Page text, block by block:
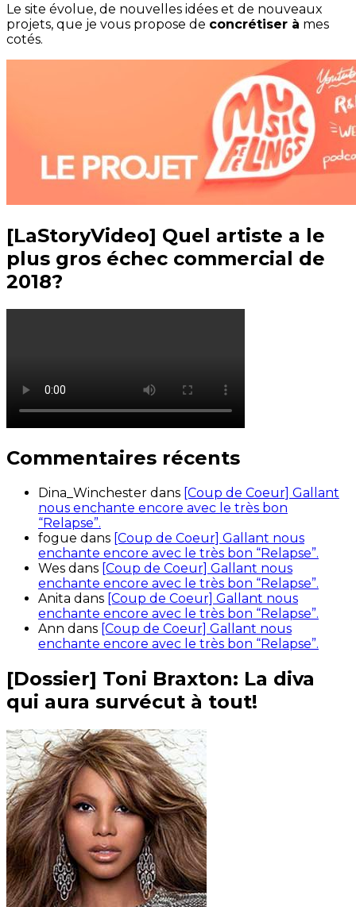
Le site évolue, de nouvelles idées et de nouveaux
projets, que je vous propose de concrétiser à mes
cotés.
[LaStoryVideo] Quel artiste a le
plus gros échec commercial de
2018?
Commentaires récents
Dina_Winchester dans [Coup de Coeur] Gallant
nous enchante encore avec le très bon
“Relapse”.
fogue dans [Coup de Coeur] Gallant nous
enchante encore avec le très bon “Relapse”.
Wes dans [Coup de Coeur] Gallant nous
enchante encore avec le très bon “Relapse”.
Anita dans [Coup de Coeur] Gallant nous
enchante encore avec le très bon “Relapse”.
Ann dans [Coup de Coeur] Gallant nous
enchante encore avec le très bon “Relapse”.
[Dossier] Toni Braxton: La diva
qui aura survécut à tout!